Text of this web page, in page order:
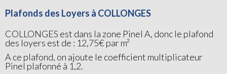
Plafonds des Loyers à COLLONGES
COLLONGES est dans la zone Pinel A, donc le plafond
des loyers est de : 12,75€ par m²
A ce plafond, on ajoute le coefficient multiplicateur
Pinel plafonné à 1,2.